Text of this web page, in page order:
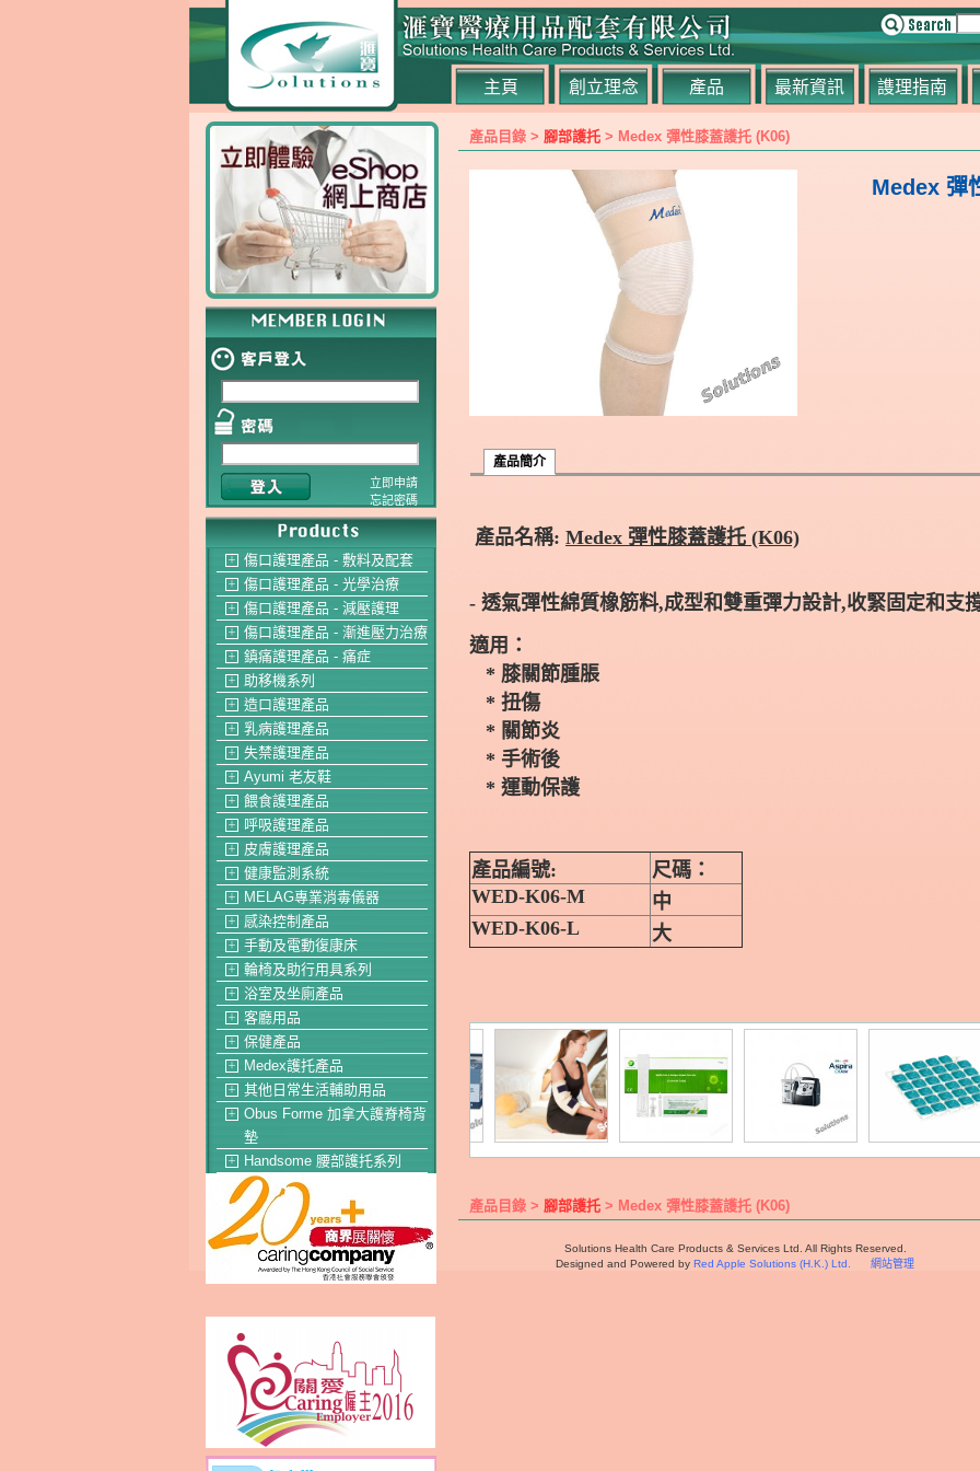
主頁 創立理念 產品 最新資訊 謢理指南
立即申請
忘記密碼
＋ 傷口護理產品 - 敷料及配套
＋ 傷口護理產品 - 光學治療
＋ 傷口護理產品 - 減壓護理
＋ 傷口護理產品 - 漸進壓力治療
＋ 鎮痛護理產品 - 痛症
＋ 助移機系列
＋ 造口護理產品
＋ 乳病護理產品
＋ 失禁護理產品
＋ Ayumi 老友鞋
＋ 餵食護理產品
＋ 呼吸護理產品
＋ 皮膚護理產品
＋ 健康監測系統
＋ MELAG專業消毒儀器
＋ 感染控制產品
＋ 手動及電動復康床
＋ 輪椅及助行用具系列
＋ 浴室及坐廁產品
＋ 客廳用品
＋ 保健產品
＋ Medex護托產品
＋ 其他日常生活輔助用品
＋
Obus Forme 加拿大護脊椅背
墊
＋ Handsome 腰部護托系列
產品目錄 > 腳部護托 > Medex 彈性膝蓋護托 (K06)
Medex 彈
產品簡介
產品名稱: Medex 彈性膝蓋護托 (K06)
- 透氣彈性綿質橡筋料,成型和雙重彈力設計,收緊固定和支
適用：
* 膝關節腫脹
* 扭傷
* 關節炎
* 手術後
* 運動保護
產品編號:
尺碼：
WED-K06-M
中
WED-K06-L
大
產品目錄 > 腳部護托 > Medex 彈性膝蓋護托 (K06)
Solutions Health Care Products & Services Ltd. All Rights Reserved.
Designed and Powered by Red Apple Solutions (H.K.) Ltd. 網站管理